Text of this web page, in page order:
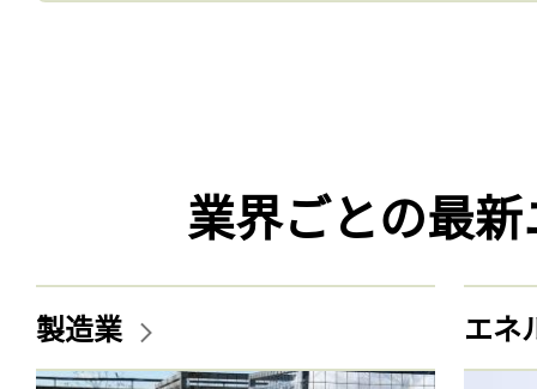
業界ごとの最
製造業 エネ